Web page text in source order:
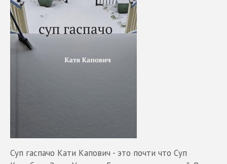
Суп гаспачо Кати Капович - это почти что Суп